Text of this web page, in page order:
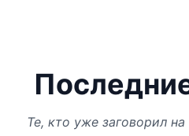
Те, кто уже заговорил